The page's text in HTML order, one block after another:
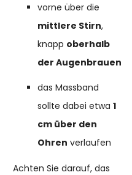
vorne über die
mittlere Stirn,
knapp oberhalb
der Augenbrauen
das Massband
sollte dabei etwa1
cm über den
Ohren verlaufen
Achten Sie darauf, das